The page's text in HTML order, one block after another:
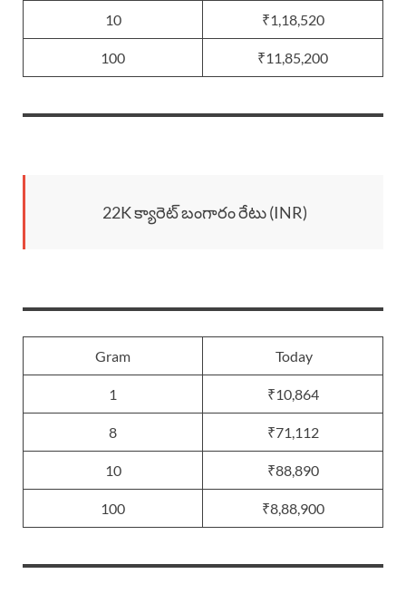
10 ₹1,18,520
100 ₹11,85,200
22K క్యారెట్ బంగారం రేటు (INR)
Gram Today
1 ₹10,864
8 ₹71,112
10 ₹88,890
100 ₹8,88,900